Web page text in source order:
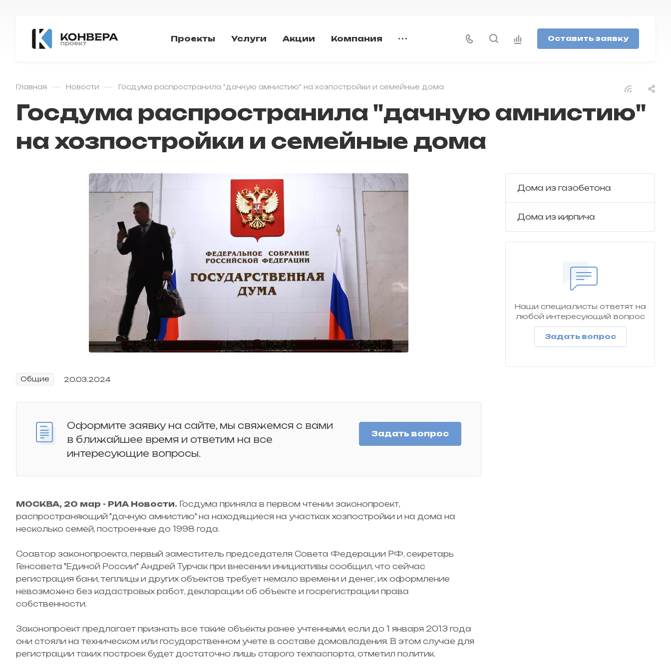
Проекты Услуги Акции Компания Оставить заявку
Главная — Новости — Госдума распространила "дачную амнистию" на хозпостройки и семейные дома
Госдума распространила "дачную амнистию"
на хозпостройки и семейные дома
Общие 20.03.2024
Оформите заявку на сайте, мы свяжемся с вами
в ближайшее время и ответим на все
интересующие вопросы.
Задать вопрос
МОСКВА, 20 мар - РИА Новости. Госдума приняла в первом чтении законопроект,
распространяющий "дачную амнистию" на находящиеся на участках хозпостройки и на дома на
несколько семей, построенные до 1998 года.
Соавтор законопроекта, первый заместитель председателя Совета Федерации РФ, секретарь
Генсовета "Единой России" Андрей Турчак при внесении инициативы сообщил, что сейчас
регистрация бани, теплицы и других объектов требует немало времени и денег, их оформление
невозможно без кадастровых работ, декларации об объекте и госрегистрации права
собственности.
Законопроект предлагает признать все такие объекты ранее учтенными, если до 1 января 2013 года
они стояли на техническом или государственном учете в составе домовладения. В этом случае для
регистрации таких построек будет достаточно лишь старого техпаспорта, отметил политик.
Дома из газобетона
Дома из кирпича
Наши специалисты ответят на
любой интересующий вопрос
Задать вопрос